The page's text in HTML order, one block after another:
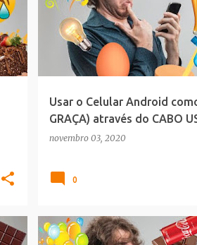
Usar o Celular Android
GRAÇA) através do CABO
DELAY)
novembro 03, 2020
0
DEIXO A DICA